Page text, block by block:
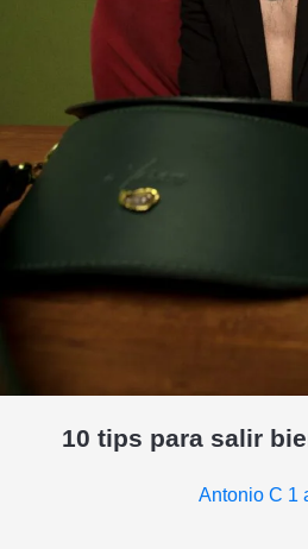
10 tips para salir
Antonio C 1